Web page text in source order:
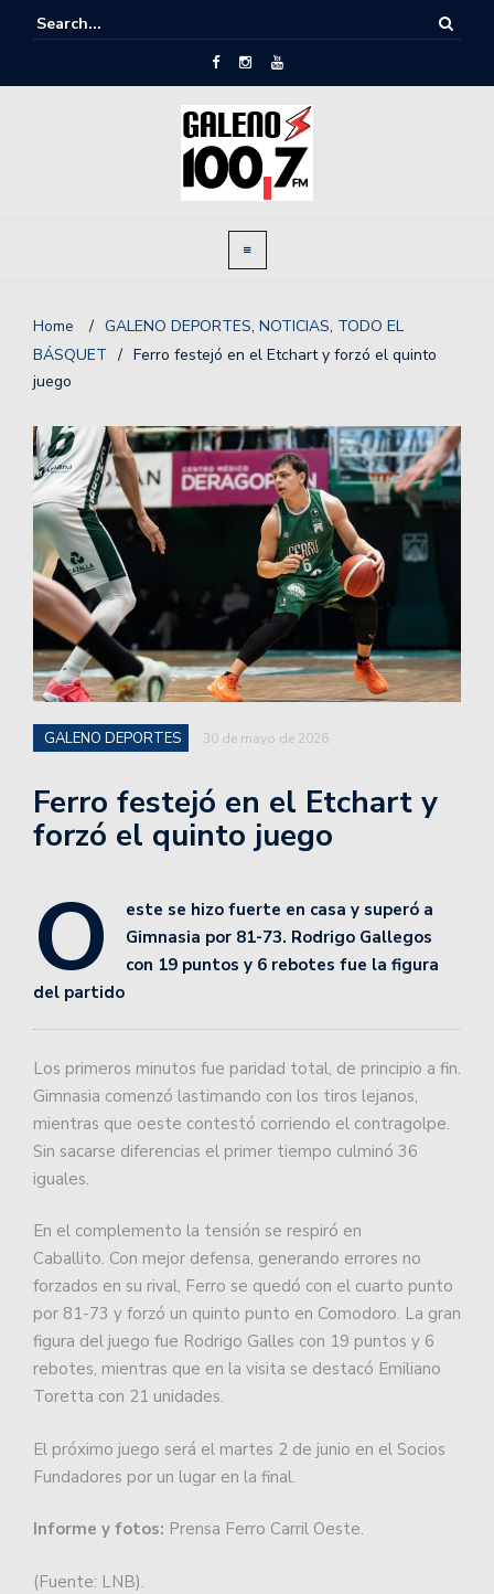
Home / GALENO DEPORTES, NOTICIAS, TODO EL
BÁSQUET / Ferro festejó en el Etchart y forzó el quinto
juego
GALENO DEPORTES 30 de mayo de 2026
Ferro festejó en el Etchart y
forzó el quinto juego
O
este se hizo fuerte en casa y superó a
Gimnasia por 81-73. Rodrigo Gallegos
con 19 puntos y 6 rebotes fue la figura
del partido
Los primeros minutos fue paridad total, de principio a fin.
Gimnasia comenzó lastimando con los tiros lejanos,
mientras que oeste contestó corriendo el contragolpe.
Sin sacarse diferencias el primer tiempo culminó 36
iguales.
En el complemento la tensión se respiró en
Caballito. Con mejor defensa, generando errores no
forzados en su rival, Ferro se quedó con el cuarto punto
por 81-73 y forzó un quinto punto en Comodoro. La gran
figura del juego fue Rodrigo Galles con 19 puntos y 6
rebotes, mientras que en la visita se destacó Emiliano
Toretta con 21 unidades.
El próximo juego será el martes 2 de junio en el Socios
Fundadores por un lugar en la final.
Informe y fotos: Prensa Ferro Carril Oeste.
(Fuente: LNB).